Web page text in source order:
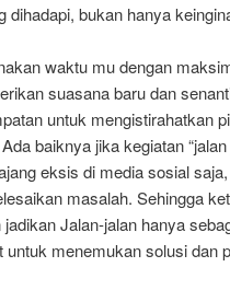
dihadapi, bukan hanya
waktu mu dengan
suasana baru dan
untuk mengistirahatkan
baiknya jika kegiatan
eksis di media sosial
masalah. Sehingga
jadikan Jalan-jalan hanya
untuk menemukan solusi dan